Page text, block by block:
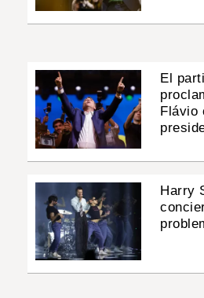
El
Flávio
Harry